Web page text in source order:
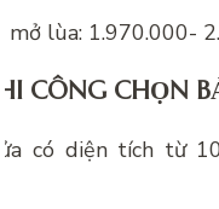
mở lùa: 1.970.000-
CÔNG CHỌN
có diện tích từ